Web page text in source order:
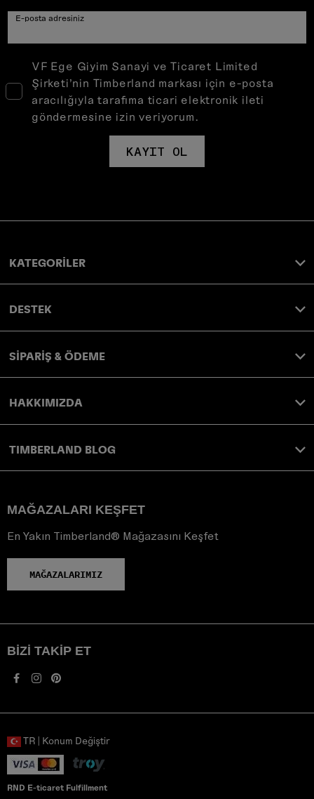
E-posta adresiniz
VF Ege Giyim Sanayi ve Ticaret Limited
Şirketi’nin Timberland markası için e-posta
aracılığıyla tarafıma ticari elektronik ileti
göndermesine izin veriyorum.
KAYIT OL
KATEGORİLER
DESTEK
SİPARİŞ & ÖDEME
HAKKIMIZDA
TIMBERLAND BLOG
MAĞAZALARI KEŞFET
En Yakın Timberland® Mağazasını Keşfet
MAĞAZALARIMIZ
BIZI TAKIP ET
TR | Konum Değiştir
RND E-ticaret Fulfillment